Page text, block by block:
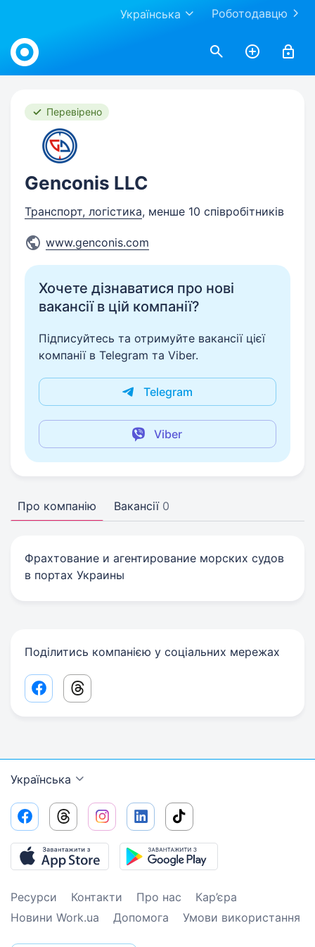
Роботодавцю
Українська
Work.ua
Перевірено
Genconis LLC
Транспорт, логістика, менше 10 співробітників
www.genconis.com
Хочете дізнаватися про нові
вакансії в цій компанії?
Підписуйтесь та отримуйте вакансії цієї
компанії в Telegram та Viber.
Telegram
Viber
Про компанію Вакансії 0
Фрахтование и агентирование морских судов
в портах Украины
Поділитись компанією у соціальних мережах
Facebook share link
Threads share link
Українська
Ресурси Контакти Про нас
Кар’єра
Новини Work.ua
Допомога Умови використання